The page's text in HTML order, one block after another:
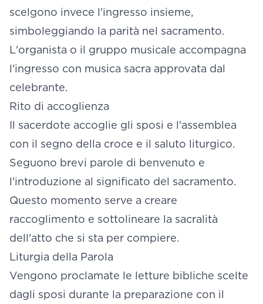
scelgono invece l'ingresso insieme,
simboleggiando la parità nel sacramento.
L'organista o il gruppo musicale accompagna
l'ingresso con musica sacra approvata dal
celebrante.
Rito di accoglienza
Il sacerdote accoglie gli sposi e l'assemblea
con il segno della croce e il saluto liturgico.
Seguono brevi parole di benvenuto e
l'introduzione al significato del sacramento.
Questo momento serve a creare
raccoglimento e sottolineare la sacralità
dell'atto che si sta per compiere.
Liturgia della Parola
Vengono proclamate le letture bibliche scelte
dagli sposi durante la preparazione con il